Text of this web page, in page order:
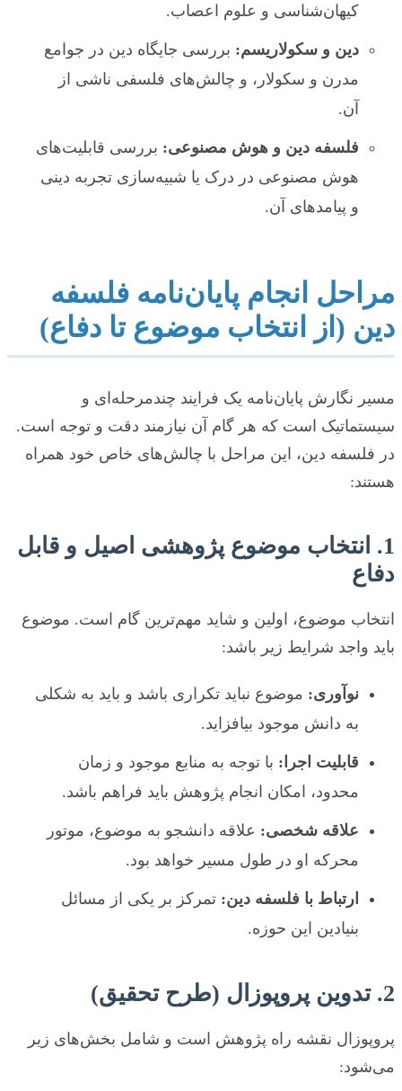
کیهان‌شناسی و علوم اعصاب.
دین و سکولاریسم:بررسی جایگاه دین در جوامع
مدرن و سکولار، و چالش‌های فلسفی ناشی از
آن.
فلسفه دین و هوش مصنوعی:بررسی قابلیت‌های
هوش مصنوعی در درک یا شبیه‌سازی تجربه دینی
و پیامدهای آن.
مراحل انجام پایان‌نامه فلسفه
دین (از انتخاب موضوع تا دفاع)
مسیر نگارش پایان‌نامه یک فرایند چندمرحله‌ای و
سیستماتیک است که هر گام آن نیازمند دقت و توجه است.
در فلسفه دین، این مراحل با چالش‌های خاص خود همراه
هستند:
1. انتخاب موضوع پژوهشی اصیل و قابل
دفاع
انتخاب موضوع، اولین و شاید مهم‌ترین گام است. موضوع
باید واجد شرایط زیر باشد:
نوآوری:موضوع نباید تکراری باشد و باید به شکلی
به دانش موجود بیافزاید.
قابلیت اجرا:با توجه به منابع موجود و زمان
محدود، امکان انجام پژوهش باید فراهم باشد.
علاقه شخصی:علاقه دانشجو به موضوع، موتور
محرکه او در طول مسیر خواهد بود.
ارتباط با فلسفه دین:تمرکز بر یکی از مسائل
بنیادین این حوزه.
2. تدوین پروپوزال (طرح تحقیق)
پروپوزال نقشه راه پژوهش است و شامل بخش‌های زیر
می‌شود: